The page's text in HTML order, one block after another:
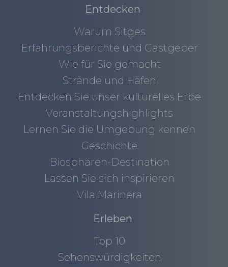
Entdecken
Warum Sitges
Erfahrungsberichte und Gastgeber
Wie für Sie gemacht
Strände und Häfen
Entdecken Sie unser kulturelles Erbe
Veranstaltungshighlights
Lernen Sie die Umgebung kennen
Geschichte
Biosphären-Destination
Lassen Sie sich inspirieren
Vila Marinera
Erleben
Top 10
Sehenswürdigkeiten